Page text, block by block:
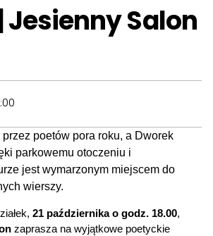
Jesienny Salon
poetów pora roku, a Dworek
parkowemu otoczeniu i
jest wymarzonym miejscem do
wierszy.
21 października o godz. 18.00,
zaprasza na wyjątkowe poetyckie